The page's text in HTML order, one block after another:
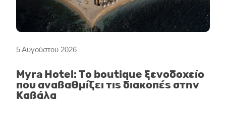
5 Αυγούστου 2026
Myra Hotel: Το boutique ξενοδοχείο
που αναβαθμίζει τις διακοπές στην
Καβάλα